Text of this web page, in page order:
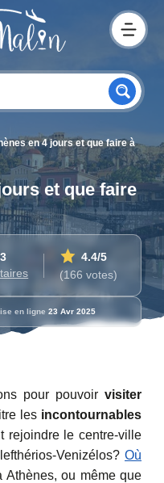
en 4 jours et que faire à
et que faire
4.4/5
(166 votes)
en ligne 23 Avr 2025
pour pouvoir visiter
les incontournables
rejoindre le centre-ville
Venizélos? Où
Athènes, ou même que